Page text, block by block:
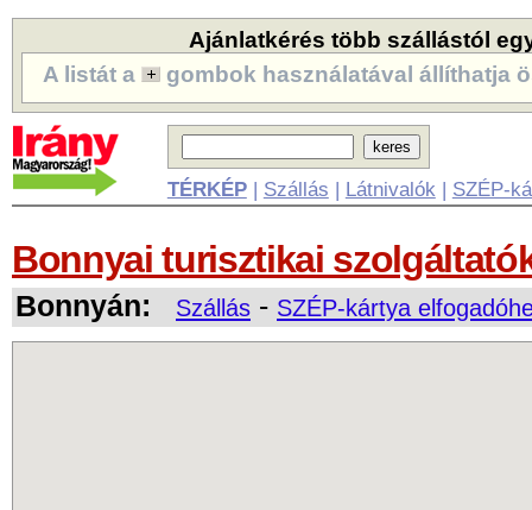
Ajánlatkérés több szállástól
A listát a
gombok használatával állíthatja
TÉRKÉP| Szállás | Látnivalók | SZÉP-
Bonnyai turisztikai
Bonnyán: Szállás - SZÉP-kártya